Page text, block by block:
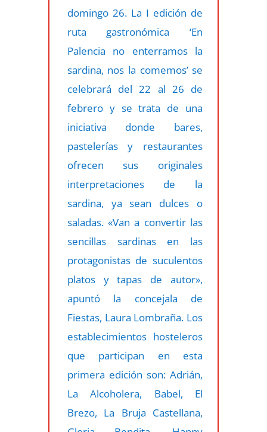
domingo 26. La I edición de
ruta gastronómica ‘En
Palencia no enterramos la
sardina, nos la comemos’ se
celebrará del 22 al 26 de
febrero y se trata de una
iniciativa donde bares,
pastelerías y restaurantes
ofrecen sus originales
interpretaciones de la
sardina, ya sean dulces o
saladas. «Van a convertir las
sencillas sardinas en las
protagonistas de suculentos
platos y tapas de autor»,
apuntó la concejala de
Fiestas, Laura Lombraña. Los
establecimientos hosteleros
que participan en esta
primera edición son: Adrián,
La Alcoholera, Babel, El
Brezo, La Bruja Castellana,